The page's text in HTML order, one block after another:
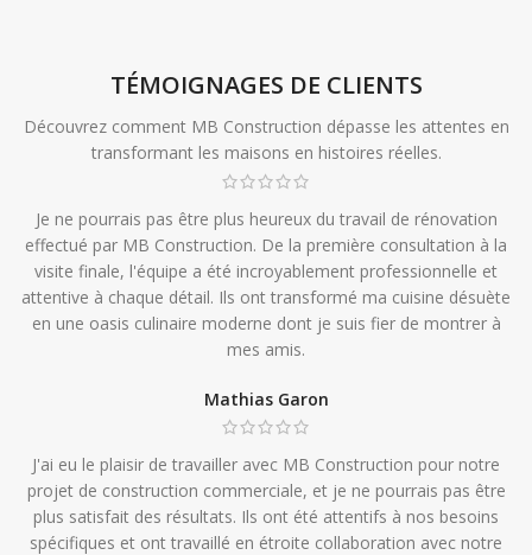
TÉMOIGNAGES DE CLIENTS
Découvrez comment MB Construction dépasse les attentes en
transformant les maisons en histoires réelles.
Je ne pourrais pas être plus heureux du travail de rénovation
effectué par MB Construction. De la première consultation à la
visite finale, l'équipe a été incroyablement professionnelle et
attentive à chaque détail. Ils ont transformé ma cuisine désuète
en une oasis culinaire moderne dont je suis fier de montrer à
mes amis.
Mathias Garon
J'ai eu le plaisir de travailler avec MB Construction pour notre
projet de construction commerciale, et je ne pourrais pas être
plus satisfait des résultats. Ils ont été attentifs à nos besoins
spécifiques et ont travaillé en étroite collaboration avec notre